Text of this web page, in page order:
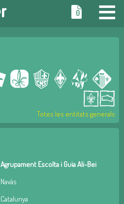
≡
0
Totes les entitats generals
Agrupament Escolta i Guia Ali-Bei
Navàs
Catalunya